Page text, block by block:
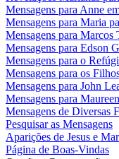
Mensagens para Anne
Mensagens para Maria
Mensagens para Marcos
Mensagens para Edson
Mensagens para o
Mensagens para os
Mensagens para John
Mensagens para
Mensagens de Diversas
Pesquisar as Mensagens
Aparições de Jesus e
Página de Boas-Vindas